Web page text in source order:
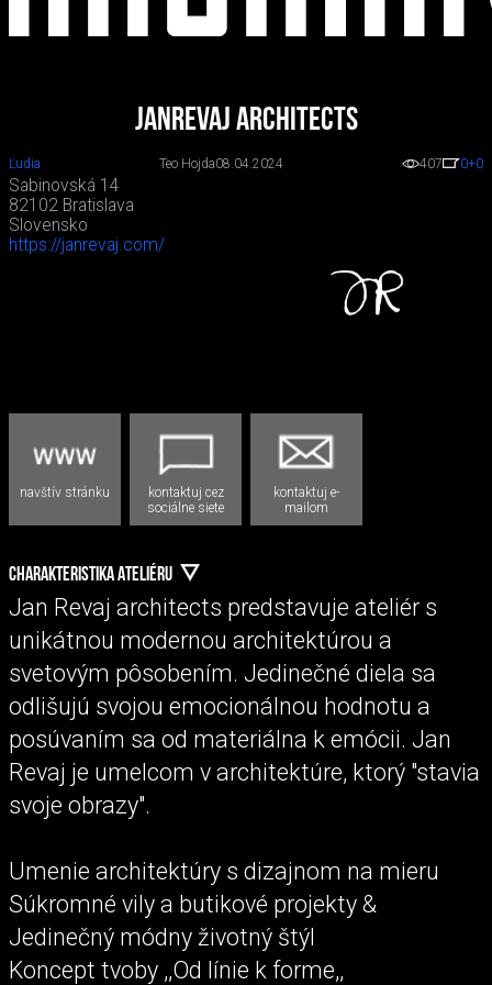
JANREVAJ architects
Ľudia Teo Hojda08.04.2024 407 0+0
Sabinovská 14
82102 Bratislava
Slovensko
https://janrevaj.com/
navštív stránku
kontaktuj cez
sociálne siete
kontaktuj e-
mailom
CHARAKTERISTIKA ATELIÉRU
Jan Revaj architects predstavuje ateliér s
unikátnou modernou architektúrou a
svetovým pôsobením. Jedinečné diela sa
odlišujú svojou emocionálnou hodnotu a
posúvaním sa od materiálna k emócii. Jan
Revaj je umelcom v architektúre, ktorý "stavia
svoje obrazy".
Umenie architektúry s dizajnom na mieru
Súkromné vily a butikové projekty &
Jedinečný módny životný štýl
Koncept tvoby ,,Od línie k forme,,